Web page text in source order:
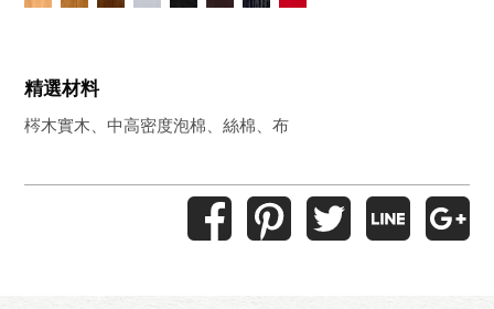
精選材料
梣木實木、中高密度泡棉、絲棉、布